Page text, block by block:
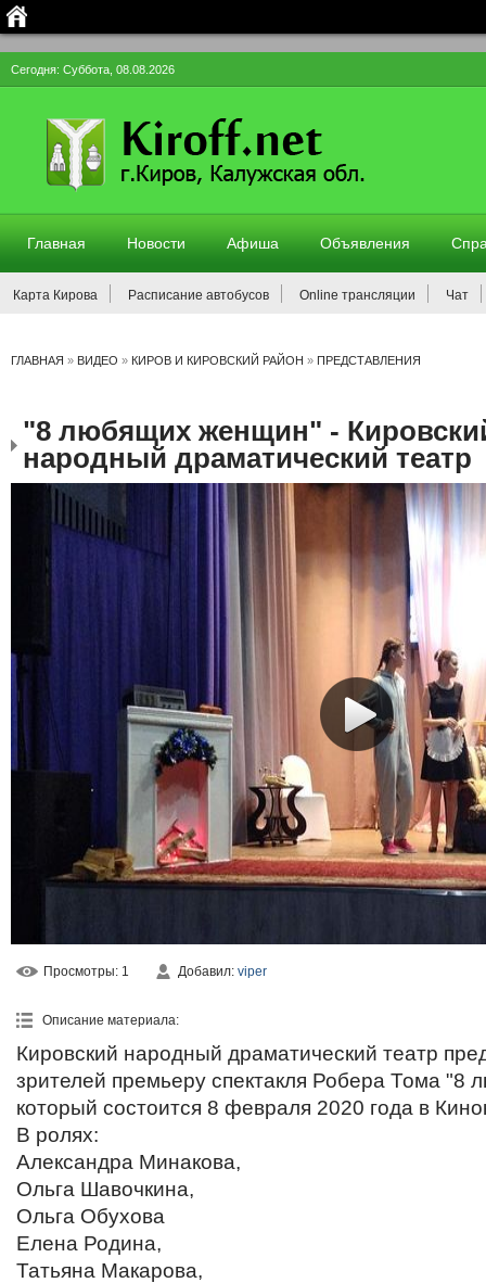
Сегодня: Суббота, 08.08.2026
Главная Новости Афиша Объявления
Карта Кирова Расписание автобусов Online трансляции Чат
ГЛАВНАЯ » ВИДЕО » КИРОВ И КИРОВСКИЙ РАЙОН » ПРЕДСТАВЛЕНИЯ
"8 любящих женщин" -
народный драматический театр
Просмотры: 1 Добавил: viper
Описание материала:
Кировский народный драматический театр
зрителей премьеру спектакля Робера Тома
который состоится 8 февраля 2020 года в
В ролях:
Александра Минакова,
Ольга Шавочкина,
Ольга Обухова
Елена Родина,
Татьяна Макарова,